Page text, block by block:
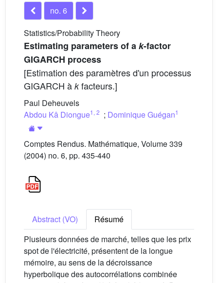
no. 6
Statistics/Probability Theory
Estimating parameters of ak-factor
GIGARCH process
[Estimation des paramètres d'un processus
GIGARCH à kfacteurs.]
Paul Deheuvels
Abdou Kâ Diongue1 , 2 ; Dominique Guégan1
Comptes Rendus. Mathématique, Volume 339
(2004) no. 6, pp. 435-440
Abstract (VO)
Résumé
Plusieurs données de marché, telles que les prix
spot de l'électricité, présentent de la longue
mémoire, au sens de la décroissance
hyperbolique des autocorrélations combinée